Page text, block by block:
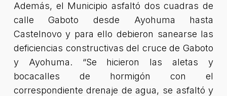
Además, el Municipio asfaltó dos cuadras de
calle Gaboto desde Ayohuma hasta
Castelnovo y para ello debieron sanearse las
deficiencias constructivas del cruce de Gaboto
y Ayohuma. “Se hicieron las aletas y
bocacalles de hormigón con el
correspondiente drenaje de agua, se asfaltó y